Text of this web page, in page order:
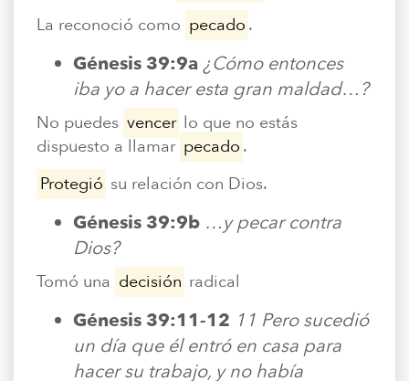
La reconoció como pecado .
Génesis 39:9a ¿Cómo entonces
iba yo a hacer esta gran maldad…?
No puedes vencer lo que no estás
dispuesto a llamar pecado .
Protegió su relación con Dios.
Génesis 39:9b …y pecar contra
Dios?
Tomó una decisión radical
Génesis 39:11-12 11 Pero sucedió
un día que él entró en casa para
hacer su trabajo, y no había